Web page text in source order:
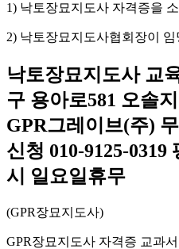
1) 낙토장묘지도사 자격증을
2) 낙토장묘지도사협회장이
낙토장묘지도사 교
구 용아로581 오솔
GPR그레이브(주)
신청 010-9125-0319
시 일요일휴무
(GPR장묘지도사)
GPR장묘지도사 자격증 교과